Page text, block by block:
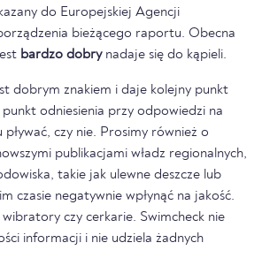
do Europejskiej Agencji
bieżącego raportu. Obecna
bardzo dobrynadaje się do kąpieli.
dobrym znakiem i daje kolejny punkt
odniesienia przy odpowiedzi na
czy nie. Prosimy również o
publikacjami władz regionalnych,
takie jak ulewne deszcze lub
czasie negatywnie wpłynąć na jakość.
wibratory czy cerkarie. Swimcheck nie
informacji i nie udziela żadnych